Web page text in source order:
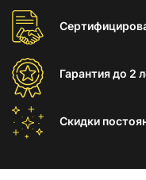
Гарантиядо 2
Скидки